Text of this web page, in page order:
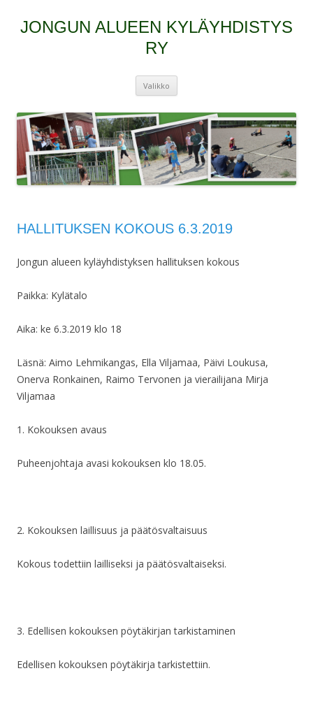
JONGUN ALUEEN KYLÄYHDISTYS
RY
Valikko
HALLITUKSEN KOKOUS 6.3.2019
Jongun alueen kyläyhdistyksen hallituksen kokous
Paikka: Kylätalo
Aika: ke 6.3.2019 klo 18
Läsnä: Aimo Lehmikangas, Ella Viljamaa, Päivi Loukusa,
Onerva Ronkainen, Raimo Tervonen ja vierailijana Mirja
Viljamaa
1. Kokouksen avaus
Puheenjohtaja avasi kokouksen klo 18.05.
2. Kokouksen laillisuus ja päätösvaltaisuus
Kokous todettiin lailliseksi ja päätösvaltaiseksi.
3. Edellisen kokouksen pöytäkirjan tarkistaminen
Edellisen kokouksen pöytäkirja tarkistettiin.